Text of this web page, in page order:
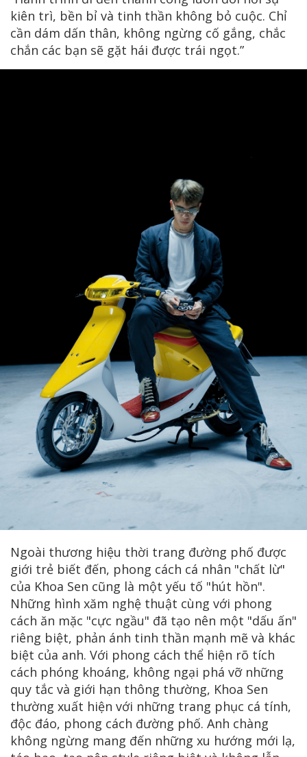
kiên trì, bền bỉ và tinh thần không bỏ cuộc. Chỉ
cần dám dấn thân, không ngừng cố gắng, chắc
chắn các bạn sẽ gặt hái được trái ngọt.”
Ngoài thương hiệu thời trang đường phố được
giới trẻ biết đến, phong cách cá nhân "chất lừ"
của Khoa Sen cũng là một yếu tố "hút hồn".
Những hình xăm nghệ thuật cùng với phong
cách ăn mặc "cực ngầu" đã tạo nên một "dấu ấn"
riêng biệt, phản ánh tinh thần mạnh mẽ và khác
biệt của anh. Với phong cách thể hiện rõ tích
cách phóng khoáng, không ngại phá vỡ những
quy tắc và giới hạn thông thường, Khoa Sen
thường xuất hiện với những trang phục cá tính,
độc đáo, phong cách đường phố. Anh chàng
không ngừng mang đến những xu hướng mới lạ,